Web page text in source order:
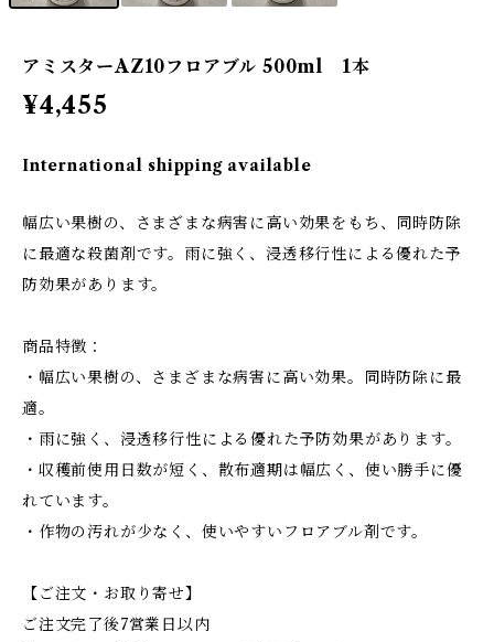
アミスターAZ10フロアブル 500ml 1本
¥4,455
International shipping available
幅広い果樹の、さまざまな病害に高い効果をもち、同時防除
に最適な殺菌剤です。雨に強く、浸透移行性による優れた予
防効果があります。
商品特徴：
・幅広い果樹の、さまざまな病害に高い効果。同時防除に最
適。
・雨に強く、浸透移行性による優れた予防効果があります。
・収穫前使用日数が短く、散布適期は幅広く、使い勝手に優
れています。
・作物の汚れが少なく、使いやすいフロアブル剤です。
【ご注文・お取り寄せ】
ご注文完了後7営業日以内